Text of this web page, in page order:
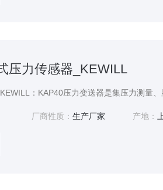
压力传感器_KEWILL
厂商性质： 生产厂家 产地：